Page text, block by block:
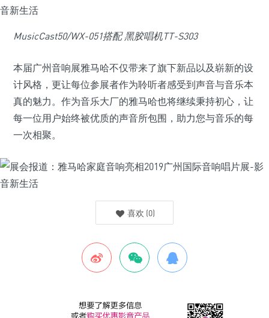
MusicCast50/WX-051搭配 黑胶唱机TT-S303
本届广州音响展雅马哈不仅带来了旗下新品以及崭新的设
计风格，更让每位参展者作为聆听者感受到声音与音乐本
真的魅力。作为音乐大厂的雅马哈也将继续秉持初心，让
每一位用户始终被优质的声音所包围，助力您与音乐的每
一次相聚。
喜欢 (0)